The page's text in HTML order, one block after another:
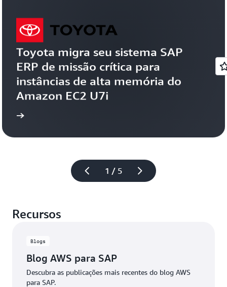
1 / 5
Toyota migra seu sistema SAP
ERP de missão crítica para
instâncias de alta memória do
Amazon EC2 U7i
Recursos
Blogs
Blog AWS para SAP
Descubra as publicações mais recentes do blog AWS
para SAP.